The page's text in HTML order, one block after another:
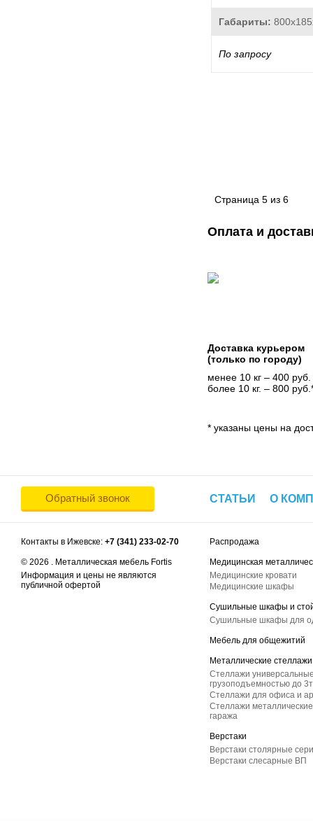
Габариты:
По запросу
Страница 5 из 6
Оплата и
Доставка курьером
(только по городу)
менее 10 кг – 400 руб.
более 10 кг. – 800
* указаны цены на
Обратный звонок СТАТЬИ О
Контакты в Ижевске: +7 (341) 233-02-70
© 2026 . Металлическая мебель Fortis
Информация и цены не являются
публичной офертой
Распродажа
Медицинская
Медицинские кровати
Медицинские шкафы
Сушильные шкафы и
Сушильные шкафы для
Мебель для общежитий
Металлические стеллажи
Стеллажи
грузоподъемностью до
Стеллажи для офиса и
Стеллажи
гаража
Верстаки
Верстаки столярные
Верстаки слесарные ВП